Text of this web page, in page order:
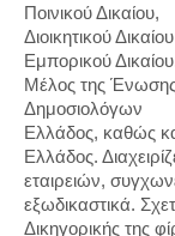
Ποινικού Δικαίου,
Διοικητικού
Εμπορικού
Μέλος της
Δημοσιολόγων
Ελλάδος, καθώς
Ελλάδος.
εταιρειών,
εξωδικαστικά.
Δικηγορικής της